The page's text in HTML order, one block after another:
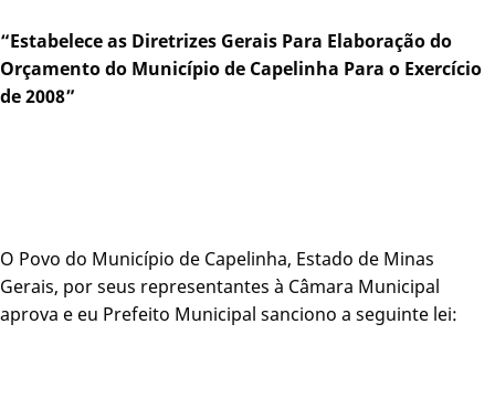
“Estabelece as Diretrizes Gerais Para Elaboração do
Orçamento do Município de Capelinha Para o Exercício
de 2008”
O Povo do Município de Capelinha, Estado de Minas
Gerais, por seus representantes à Câmara Municipal
aprova e eu Prefeito Municipal sanciono a seguinte lei: